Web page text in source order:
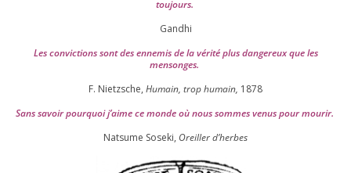
toujours.
Gandhi
Les convic­tions sont des enne­mis de la véri­té plus dan­ge­reux que les
mensonges.
F. Nietzsche, Humain, trop humain, 1878
Sans savoir pour­quoi j’aime ce monde où nous sommes venus pour mourir.
Natsume Soseki, Oreiller d’herbes